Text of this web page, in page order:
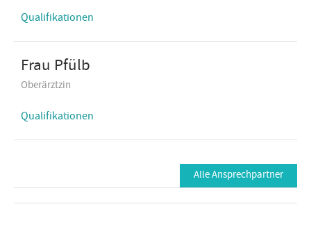
Qualifikationen
Frau Pfülb
Oberärztzin
Qualifikationen
Alle Ansprechpartner